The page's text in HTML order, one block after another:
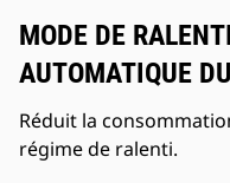
MODE DE RALENTI
AUTOMATIQUE
Réduit la
régime de ralenti.